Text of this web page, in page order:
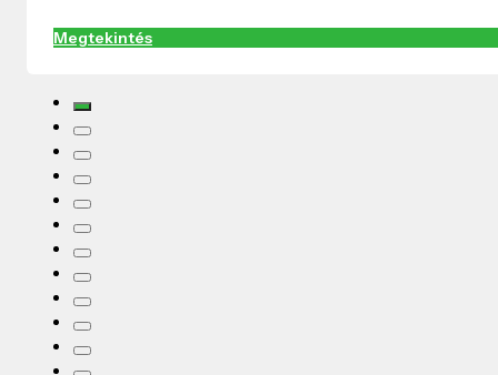
Megtekintés